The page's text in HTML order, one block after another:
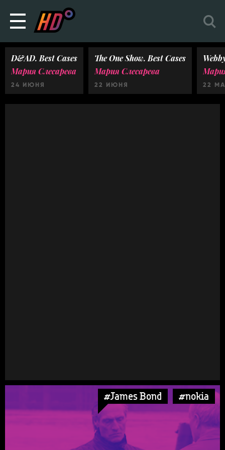
D&AD. Best Cases
Мария Слесарева
24 ИЮНЯ
The One Show. Best Cases
Мария Слесарева
22 ИЮНЯ 22
#James Bond #nokia